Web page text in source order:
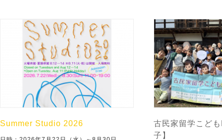
Summer Studio 2026
古民家留学こど
子】